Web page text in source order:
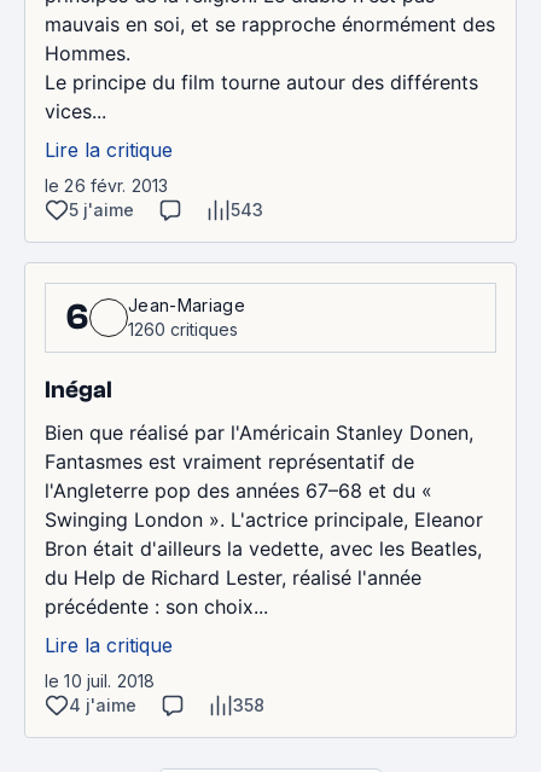
mauvais en soi, et se rapproche énormément des
Hommes.
Le principe du film tourne autour des différents
vices...
Lire la critique
le 26 févr. 2013
5 j'aime
543
6
Jean-Mariage
1260 critiques
Inégal
Bien que réalisé par l'Américain Stanley Donen,
Fantasmes est vraiment représentatif de
l'Angleterre pop des années 67–68 et du «
Swinging London ». L'actrice principale, Eleanor
Bron était d'ailleurs la vedette, avec les Beatles,
du Help de Richard Lester, réalisé l'année
précédente : son choix...
Lire la critique
le 10 juil. 2018
4 j'aime
358